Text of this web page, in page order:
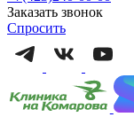
Заказать звонок
Спросить